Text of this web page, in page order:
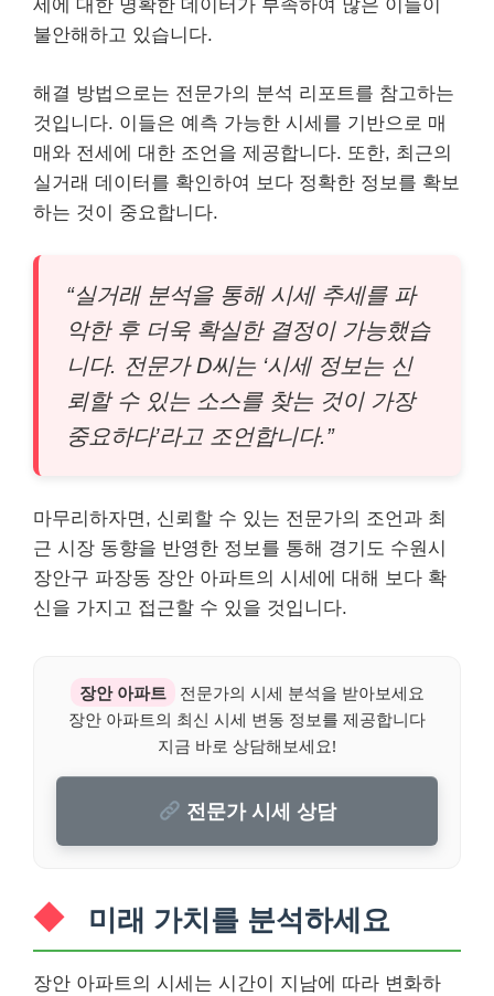
세에 대한 명확한 데이터가 부족하여 많은 이들이
불안해하고 있습니다.
해결 방법으로는 전문가의 분석 리포트를 참고하는
것입니다. 이들은 예측 가능한 시세를 기반으로 매
매와 전세에 대한 조언을 제공합니다. 또한, 최근의
실거래 데이터를 확인하여 보다 정확한 정보를 확보
하는 것이 중요합니다.
“실거래 분석을 통해 시세 추세를 파
악한 후 더욱 확실한 결정이 가능했습
니다. 전문가 D씨는 ‘시세 정보는 신
뢰할 수 있는 소스를 찾는 것이 가장
중요하다’라고 조언합니다.”
마무리하자면, 신뢰할 수 있는 전문가의 조언과 최
근 시장 동향을 반영한 정보를 통해 경기도 수원시
장안구 파장동 장안 아파트의 시세에 대해 보다 확
신을 가지고 접근할 수 있을 것입니다.
장안 아파트
전문가의 시세 분석을 받아보세요
장안 아파트의 최신 시세 변동 정보를 제공합니다
지금 바로 상담해보세요!
전문가 시세 상담
미래 가치를 분석하세요
장안 아파트의 시세는 시간이 지남에 따라 변화하